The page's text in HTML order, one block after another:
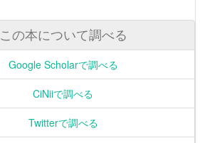
この本について調べる
Google Scholarで調べる
CiNiiで調べる
Twitterで調べる